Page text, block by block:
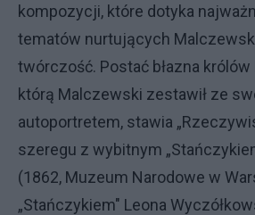
kompozycji, które dotyka
tematów nurtujących
twórczość. Postać błazna królów
którą Malczewski zestawił ze
autoportretem, stawia
szeregu z wybitnym
(1862, Muzeum Narodowe w
„Stańczykiem" Leona